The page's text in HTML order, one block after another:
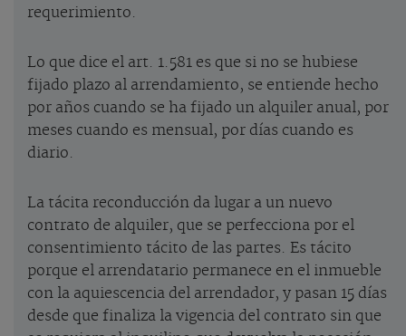
requerimiento.
Lo que dice el art. 1.581 es que si no se hubiese
fijado plazo al arrendamiento, se entiende hecho
por años cuando se ha fijado un alquiler anual, por
meses cuando es mensual, por días cuando es
diario.
La tácita reconducción da lugar a un nuevo
contrato de alquiler, que se perfecciona por el
consentimiento tácito de las partes. Es tácito
porque el arrendatario permanece en el inmueble
con la aquiescencia del arrendador, y pasan 15 días
desde que finaliza la vigencia del contrato sin que